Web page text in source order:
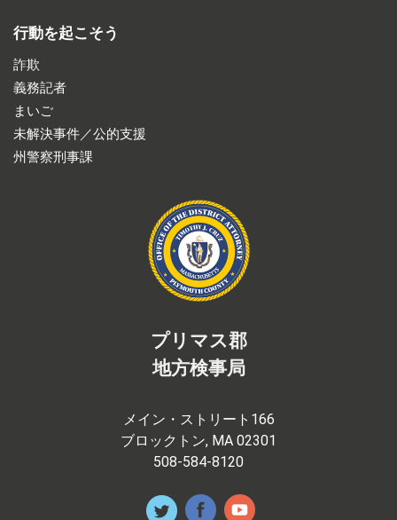
行動を起こそう
詐欺
義務記者
まいご
未解決事件／公的支援
州警察刑事課
プリマス郡
地方検事局
メイン・ストリート166
ブロックトン, MA 02301
508-584-8120